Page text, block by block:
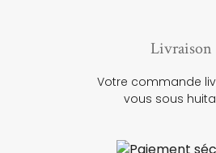
Livraison
Votre commande
vous sous